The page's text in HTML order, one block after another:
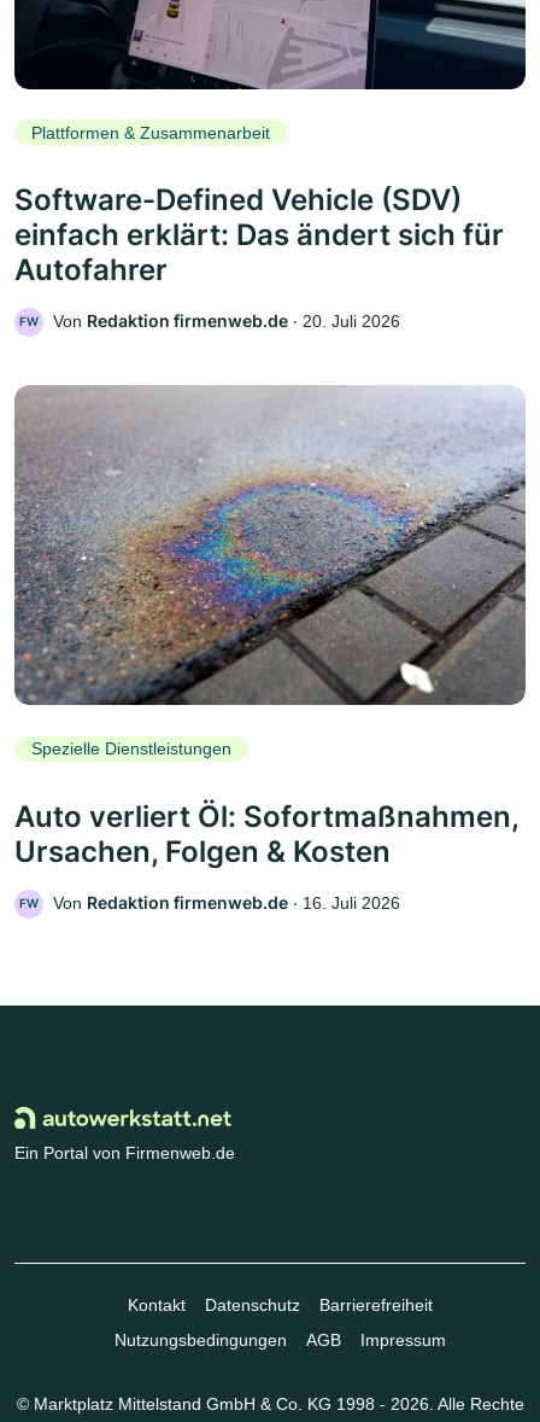
Plattformen & Zusammenarbeit
Software-Defined Vehicle (SDV)
einfach erklärt: Das ändert sich für
Autofahrer
FW Von Redaktion firmenweb.de ‧ 20. Juli 2026
Spezielle Dienstleistungen
Auto verliert Öl: Sofortmaßnahmen,
Ursachen, Folgen & Kosten
FW Von Redaktion firmenweb.de ‧ 16. Juli 2026
Ein Portal von Firmenweb.de
Kontakt Datenschutz
Barrierefreiheit
Nutzungsbedingungen
AGB Impressum
© Marktplatz Mittelstand GmbH & Co. KG 1998 - 2026. Alle Rechte